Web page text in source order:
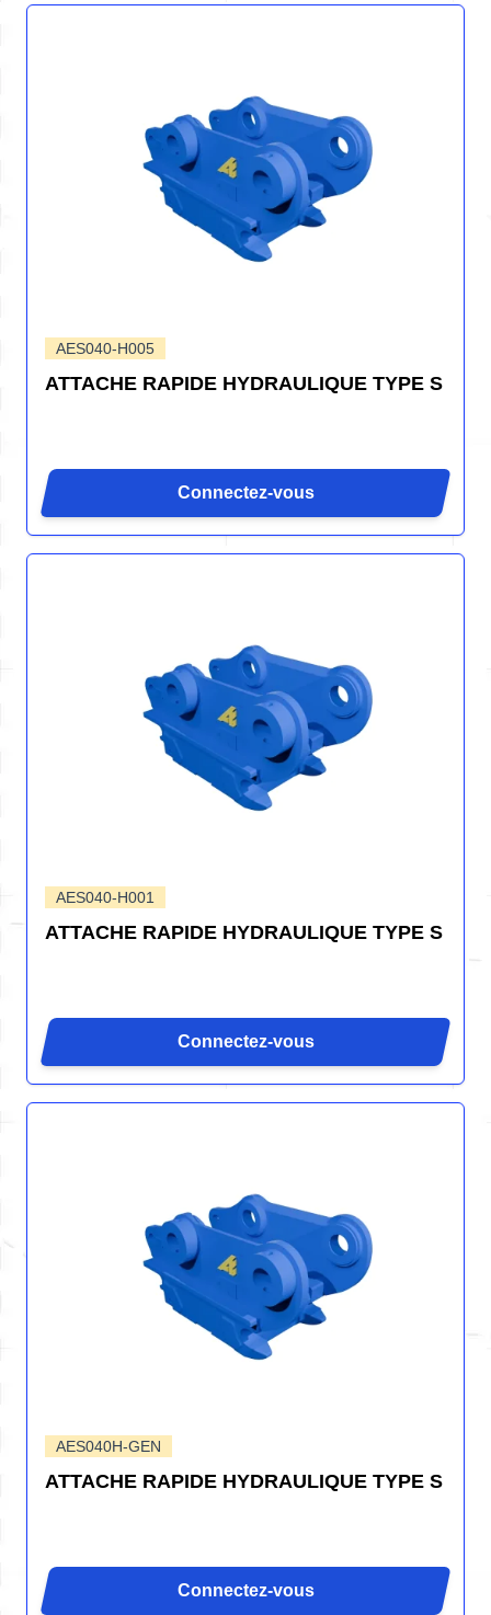
AES040-H005
ATTACHE RAPIDE HYDRAULIQUE TYPE S
Connectez-vous
AES040-H001
ATTACHE RAPIDE HYDRAULIQUE TYPE S
Connectez-vous
AES040H-GEN
ATTACHE RAPIDE HYDRAULIQUE TYPE S
Connectez-vous